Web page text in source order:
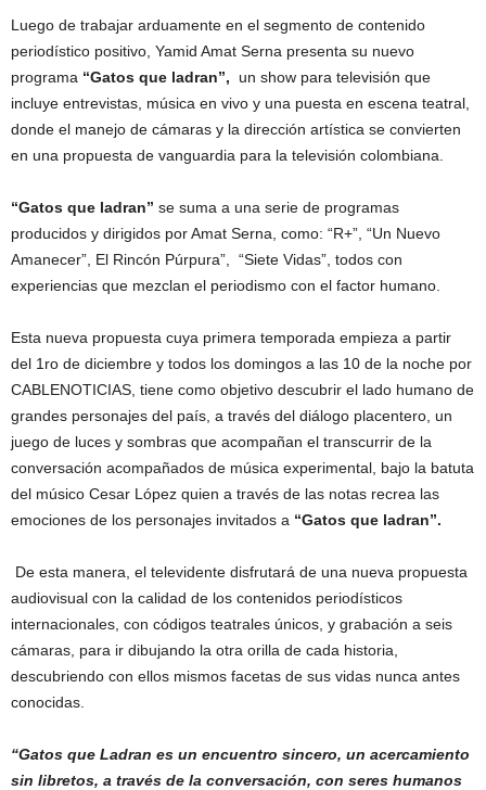
Luego de trabajar arduamente en el segmento de contenido
periodístico positivo, Yamid Amat Serna presenta su nuevo
programa “Gatos que ladran”,
un show para televisión que
incluye entrevistas, música en vivo y una puesta en escena teatral,
donde el manejo de cámaras y la dirección artística se convierten
en una propuesta de vanguardia para la televisión colombiana.
“Gatos que ladran” se suma a una serie de programas
producidos y dirigidos por Amat Serna, como: “R+”, “Un Nuevo
Amanecer”, El Rincón Púrpura”, “Siete Vidas”, todos con
experiencias que mezclan el periodismo con el factor humano.
Esta nueva propuesta cuya primera temporada empieza a partir
del 1ro de diciembre y todos los domingos a las 10 de la noche por
CABLENOTICIAS, tiene como objetivo descubrir el lado humano de
grandes personajes del país, a través del diálogo placentero, un
juego de luces y sombras que acompañan el transcurrir de la
conversación acompañados de música experimental, bajo la batuta
del músico Cesar López quien a través de las notas recrea las
emociones de los personajes invitados a “Gatos que ladran”.
De esta manera, el televidente disfrutará de una nueva propuesta
audiovisual con la calidad de los contenidos periodísticos
internacionales, con códigos teatrales únicos, y grabación a seis
cámaras, para ir dibujando la otra orilla de cada historia,
descubriendo con ellos mismos facetas de sus vidas nunca antes
conocidas.
“Gatos que Ladran es un encuentro sincero, un acercamiento
sin libretos, a través de la conversación, con seres humanos